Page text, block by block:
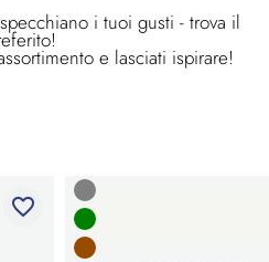
i tuoi gusti - trova il
e lasciati ispirare!
favorite_border